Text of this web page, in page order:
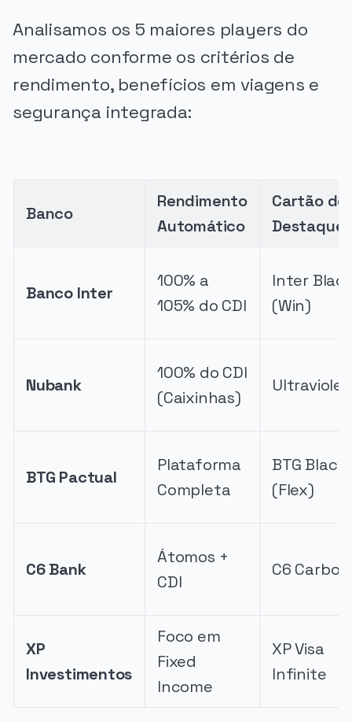
Analisamos os 5 maiores players do
mercado conforme os critérios de
rendimento, benefícios em viagens e
segurança integrada:
Banco
Rendimento
Automático
Cartão de
Destaque
Banco Inter
100% a
105% do CDI
Inter
(Win)
Nubank
100% do CDI
(Caixinhas)
BTG Pactual
Plataforma
Completa
BTG Black
(Flex)
C6 Bank
Átomos +
CDI
C6 Carbon
XP
Investimentos
Foco em
Fixed
Income
XP Visa
Infinite